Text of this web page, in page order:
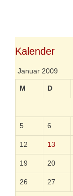
i
Kalender
Januar 2009
M D
5 6
12 13
19 20
26 27